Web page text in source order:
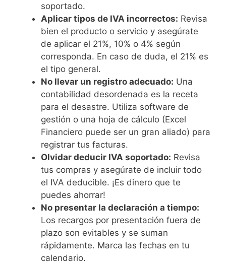
soportado.
Aplicar tipos de IVA incorrectos: Revisa
bien el producto o servicio y asegúrate
de aplicar el 21%, 10% o 4% según
corresponda. En caso de duda, el 21% es
el tipo general.
No llevar un registro adecuado: Una
contabilidad desordenada es la receta
para el desastre. Utiliza software de
gestión o una hoja de cálculo (Excel
Financiero puede ser un gran aliado) para
registrar tus facturas.
Olvidar deducir IVA soportado: Revisa
tus compras y asegúrate de incluir todo
el IVA deducible. ¡Es dinero que te
puedes ahorrar!
No presentar la declaración a tiempo:
Los recargos por presentación fuera de
plazo son evitables y se suman
rápidamente. Marca las fechas en tu
calendario.